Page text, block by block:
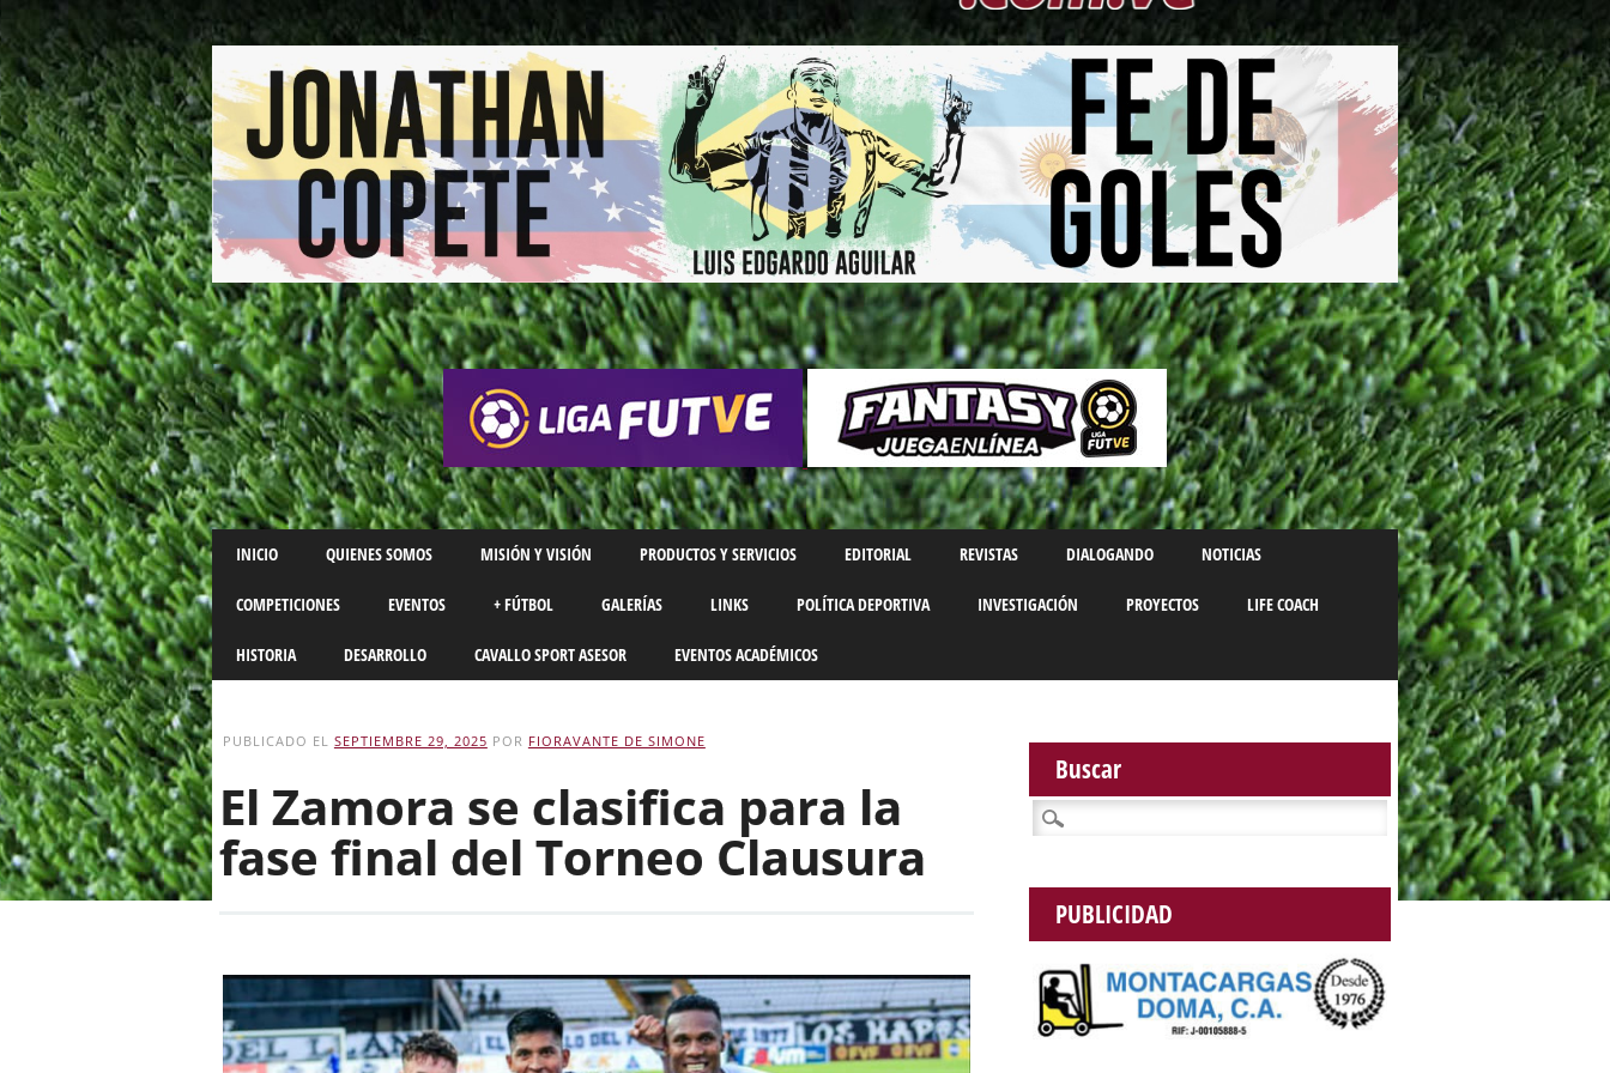
Main menu
Skip
to
content
INICIO QUIENES SOMOS MISIÓN Y VISIÓN PRODUCTOS Y SERVICIOS EDITORIAL REVISTAS DIALOGANDO NOTICIAS
COMPETICIONES EVENTOS + FÚTBOL GALERÍAS LINKS POLÍTICA DEPORTIVA INVESTIGACIÓN PROYECTOS LIFE COACH
HISTORIA DESARROLLO CAVALLO SPORT ASESOR EVENTOS ACADÉMICOS
PUBLICADO EL SEPTIEMBRE 29, 2025 POR FIORAVANTE DE SIMONE
El Zamora se clasifica para la
fase final del Torneo Clausura
Buscar
Buscar:
PUBLICIDAD